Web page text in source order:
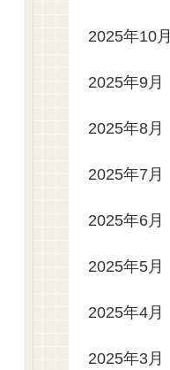
2025年10月
2025年9月
2025年8月
2025年7月
2025年6月
2025年5月
2025年4月
2025年3月